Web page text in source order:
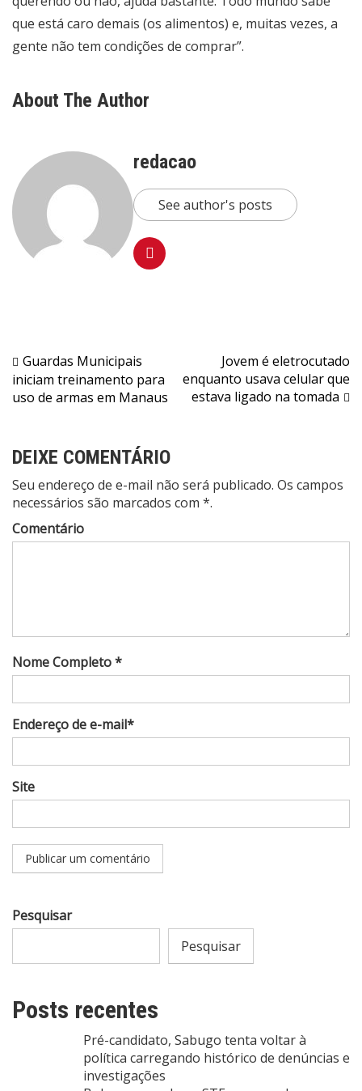
que está caro demais (os alimentos) e, muitas vezes, a
gente não tem condições de comprar”.
About The Author
redacao
See author's posts
Navegação
de
Guardas Municipais
iniciam treinamento para
uso de armas em Manaus
Jovem é eletrocutado
enquanto usava celular que
estava ligado na tomada
DEIXE COMENTÁRIO
Seu endereço de e-mail não será publicado. Os campos
necessários são marcados com *.
Comentário
Nome Completo *
Endereço de e-mail*
Site
Pesquisar
Pesquisar
Posts recentes
Pré-candidato, Sabugo tenta voltar à
política carregando histórico de denúncias e
investigações